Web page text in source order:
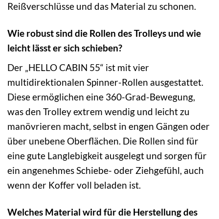
Reißverschlüsse und das Material zu schonen.
Wie robust sind die Rollen des Trolleys und wie
leicht lässt er sich schieben?
Der „HELLO CABIN 55“ ist mit vier
multidirektionalen Spinner-Rollen ausgestattet.
Diese ermöglichen eine 360-Grad-Bewegung,
was den Trolley extrem wendig und leicht zu
manövrieren macht, selbst in engen Gängen oder
über unebene Oberflächen. Die Rollen sind für
eine gute Langlebigkeit ausgelegt und sorgen für
ein angenehmes Schiebe- oder Ziehgefühl, auch
wenn der Koffer voll beladen ist.
Welches Material wird für die Herstellung des